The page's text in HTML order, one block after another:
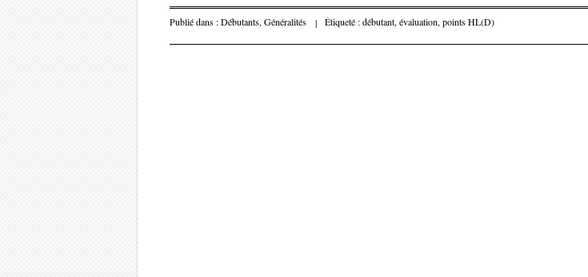
Publié dans :Débutants, Généralités | Étiqueté :débutant, évaluation, points HL(D)